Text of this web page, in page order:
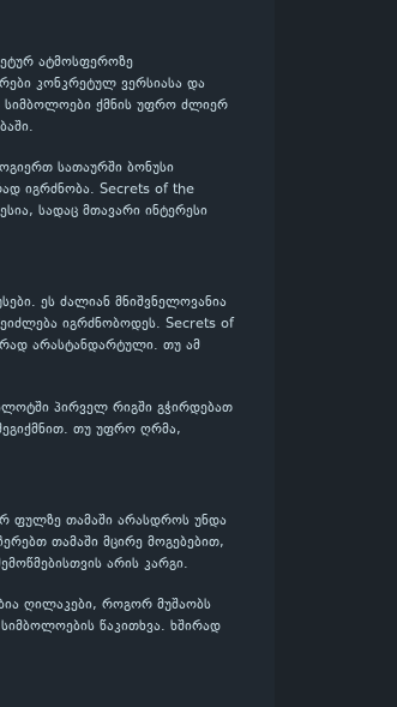
ატმოსფეროზე
კონკრეტულ ვერსიასა და
სიმბოლოები ქმნის უფრო ძლიერ
სათაურში ბონუსი
იგრძნობა. Secrets of the
სადაც მთავარი ინტერესი
ეს ძალიან მნიშვნელოვანია
იგრძნობოდეს. Secrets of
არასტანდარტული. თუ ამ
პირველ რიგში გჭირდებათ
თუ უფრო ღრმა,
ფულზე თამაში არასდროს უნდა
თამაში მცირე მოგებებით,
არის კარგი.
ღილაკები, როგორ მუშაობს
წაკითხვა. ხშირად